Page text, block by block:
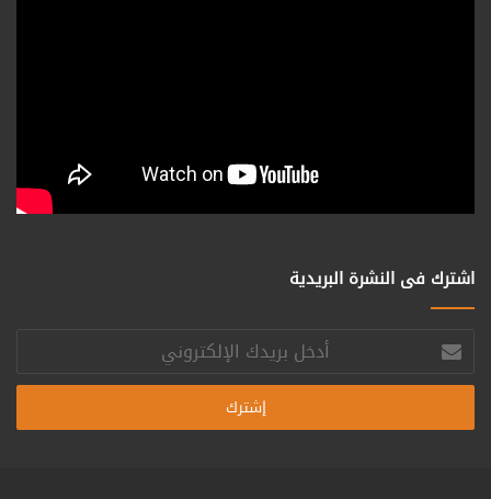
اشترك فى النشرة البريدية
أدخل
بريدك
الإلكتروني